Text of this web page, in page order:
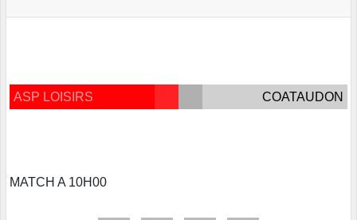
ASP LOISIRS COATAUDON
MATCH A 10H00